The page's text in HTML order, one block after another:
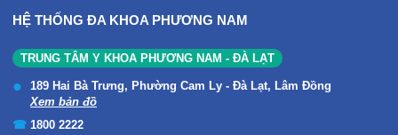
HỆ THỐNG ĐA KHOA PHƯƠNG NAM
TRUNG TÂM Y KHOA PHƯƠNG NAM - ĐÀ LẠT
189 Hai Bà Trưng, Phường Cam Ly - Đà Lạt, Lâm Đồng
Xem bản đồ
1800 2222